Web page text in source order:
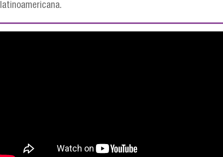
latinoamericana.